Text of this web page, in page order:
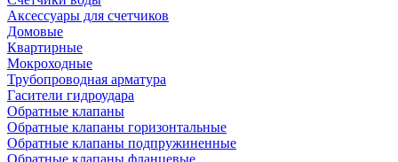
Аксессуары для счетчиков
Домовые
Квартирные
Мокроходные
Трубопроводная арматура
Гасители гидроудара
Обратные клапаны
Обратные клапаны горизонтальные
Обратные клапаны подпружиненные
Обратные клапаны фланцевые